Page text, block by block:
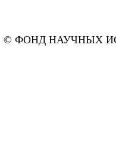
© ФОНД НАУЧНЫХ